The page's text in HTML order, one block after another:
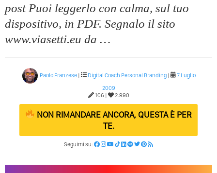
post Puoi leggerlo con calma, sul tuo
dispositivo, in PDF. Segnalo il sito
www.viasetti.eu da …
Paolo Franzese | Digital Coach Personal Branding |
7 Luglio
2009
106 |
2.990
NON RIMANDARE ANCORA, QUESTA È PER
TE.
Seguimi su: